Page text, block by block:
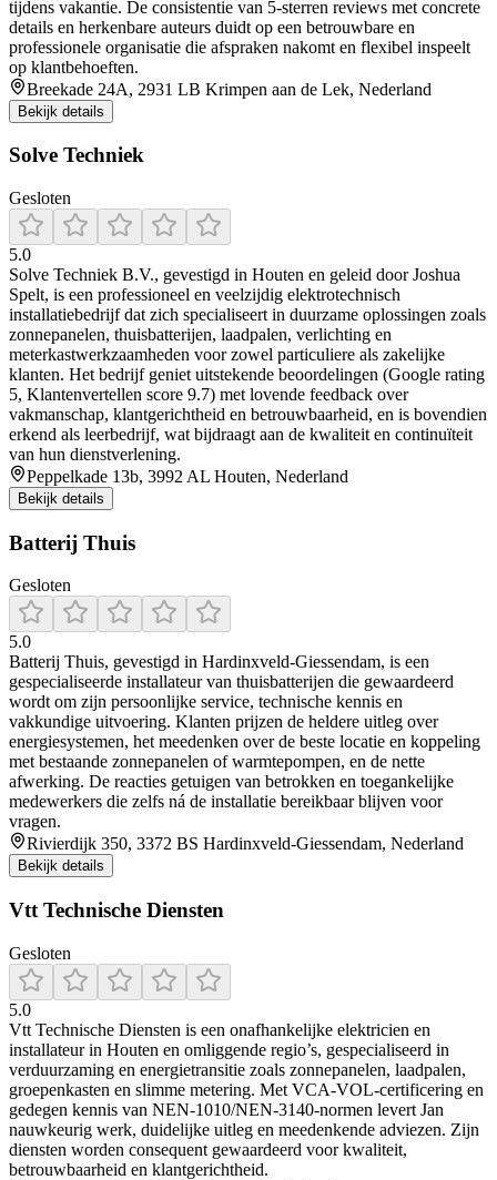
tijdens vakantie. De consistentie van 5-sterren reviews met concrete
details en herkenbare auteurs duidt op een betrouwbare en
professionele organisatie die afspraken nakomt en flexibel inspeelt
op klantbehoeften.
Breekade 24A, 2931 LB Krimpen aan de Lek, Nederland
Bekijk details
Solve Techniek
Gesloten
5.0
Solve Techniek B.V., gevestigd in Houten en geleid door Joshua
Spelt, is een professioneel en veelzijdig elektrotechnisch
installatiebedrijf dat zich specialiseert in duurzame oplossingen zoals
zonnepanelen, thuisbatterijen, laadpalen, verlichting en
meterkastwerkzaamheden voor zowel particuliere als zakelijke
klanten. Het bedrijf geniet uitstekende beoordelingen (Google rating
5, Klantenvertellen score 9.7) met lovende feedback over
vakmanschap, klantgerichtheid en betrouwbaarheid, en is bovendien
erkend als leerbedrijf, wat bijdraagt aan de kwaliteit en continuïteit
van hun dienstverlening.
Peppelkade 13b, 3992 AL Houten, Nederland
Bekijk details
Batterij Thuis
Gesloten
5.0
Batterij Thuis, gevestigd in Hardinxveld‑Giessendam, is een
gespecialiseerde installateur van thuisbatterijen die gewaardeerd
wordt om zijn persoonlijke service, technische kennis en
vakkundige uitvoering. Klanten prijzen de heldere uitleg over
energiesystemen, het meedenken over de beste locatie en koppeling
met bestaande zonnepanelen of warmtepompen, en de nette
afwerking. De reacties getuigen van betrokken en toegankelijke
medewerkers die zelfs ná de installatie bereikbaar blijven voor
vragen.
Rivierdijk 350, 3372 BS Hardinxveld-Giessendam, Nederland
Bekijk details
Vtt Technische Diensten
Gesloten
5.0
Vtt Technische Diensten is een onafhankelijke elektricien en
installateur in Houten en omliggende regio’s, gespecialiseerd in
verduurzaming en energietransitie zoals zonnepanelen, laadpalen,
groepenkasten en slimme metering. Met VCA‑VOL‑certificering en
gedegen kennis van NEN-1010/NEN-3140-normen levert Jan
nauwkeurig werk, duidelijke uitleg en meedenkende adviezen. Zijn
diensten worden consequent gewaardeerd voor kwaliteit,
betrouwbaarheid en klantgerichtheid.